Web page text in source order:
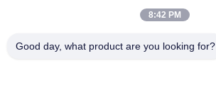
david@moritatools.com
8:42 PM
Good day, what product are you looking for?